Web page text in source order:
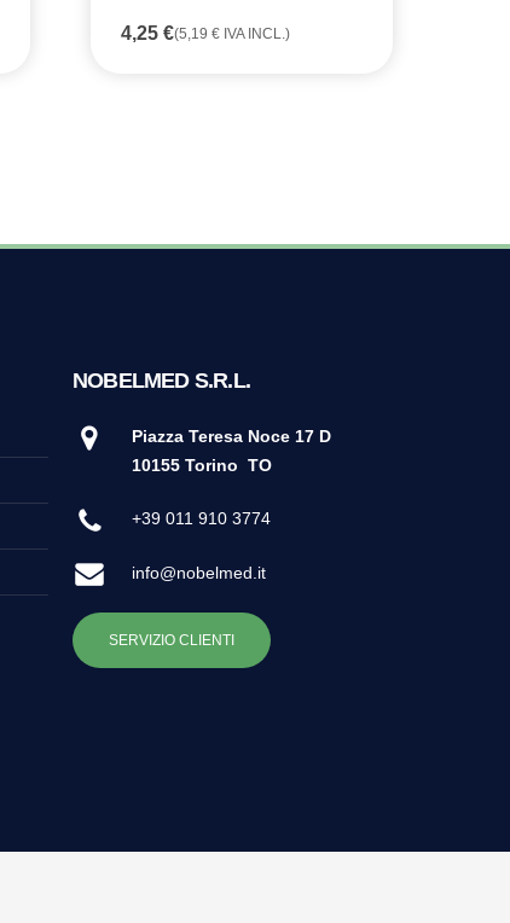
4,25 €(5,19 € IVA INCL.)
NOBELMED S.R.L.
Piazza Teresa Noce 17 D
10155 Torino TO
+39 011 910 3774
info@nobelmed.it
SERVIZIO CLIENTI